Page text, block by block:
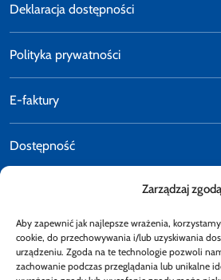
Zarządzaj zgodą
Aby zapewnić jak najlepsze wrażenia,
cookie, do przechowywania i/lub uzyskiwania
urządzeniu. Zgoda na te technologie pozwoli
zachowanie podczas przeglądania lub unikalne
Deklaracja dostępności
Polityka prywatności
E-faktury
Dostępność
Obserwuj